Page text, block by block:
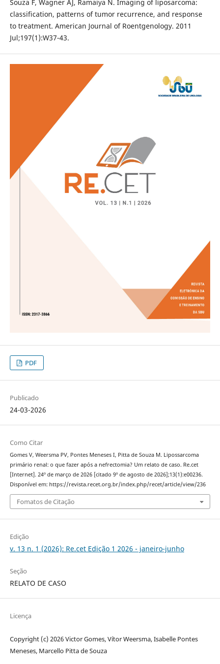
Souza F, Wagner AJ, Ramaiya N. Imaging of liposarcoma:
classification, patterns of tumor recurrence, and response
to treatment. American Journal of Roentgenology. 2011
Jul;197(1):W37-43.
PDF
Publicado
24-03-2026
Como Citar
Gomes V, Weersma PV, Pontes Meneses I, Pitta de Souza M. Lipossarcoma
primário renal: o que fazer após a nefrectomia? Um relato de caso. Re.cet
[Internet]. 24º de março de 2026 [citado 9º de agosto de 2026];13(1):e00236.
Disponível em: https://revista.recet.org.br/index.php/recet/article/view/236
Fomatos de Citação
Edição
v. 13 n. 1 (2026): Re.cet Edição 1 2026 - janeiro-junho
Seção
RELATO DE CASO
Licença
Copyright (c) 2026 Victor Gomes, Vítor Weersma, Isabelle Pontes
Meneses, Marcello Pitta de Souza